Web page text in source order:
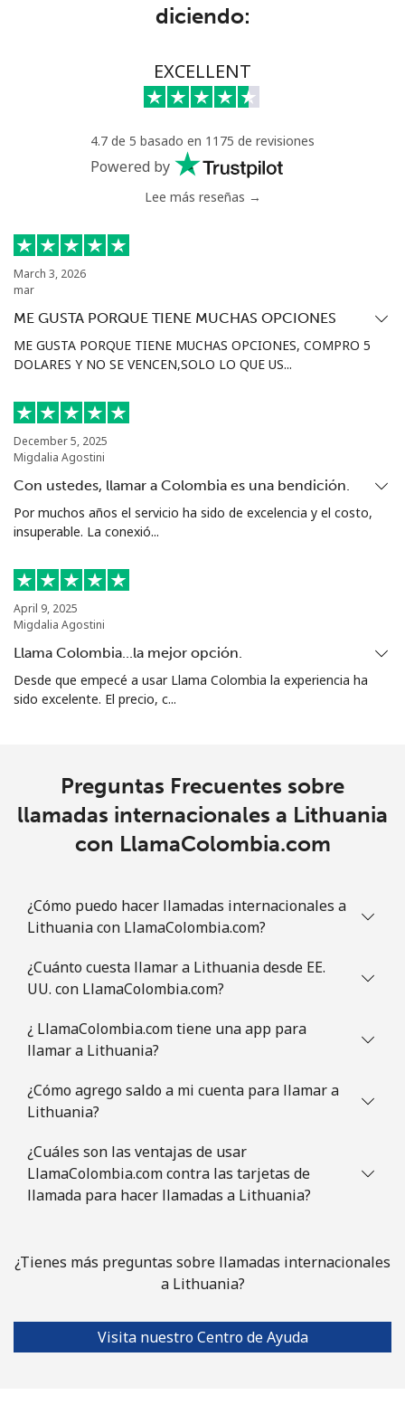
128 min por ⁦£5⁩
Luxembourg
Celular ⁦21.9p⁩
diciendo:
EXCELLENT
4.7 de 5 basado en 1175 de revisiones
Powered by
Lee más reseñas →
March 3, 2026
mar
ME GUSTA PORQUE TIENE MUCHAS OPCIONES
ME GUSTA PORQUE TIENE MUCHAS OPCIONES, COMPRO 5
DOLARES Y NO SE VENCEN,SOLO LO QUE US...
December 5, 2025
Migdalia Agostini
Con ustedes, llamar a Colombia es una bendición.
Por muchos años el servicio ha sido de excelencia y el costo,
insuperable. La conexió...
April 9, 2025
Migdalia Agostini
Llama Colombia...la mejor opción.
Desde que empecé a usar Llama Colombia la experiencia ha
sido excelente. El precio, c...
Preguntas Frecuentes sobre
llamadas internacionales a Lithuania
con LlamaColombia.com
¿Cómo puedo hacer llamadas internacionales a
Lithuania con LlamaColombia.com?
¿Cuánto cuesta llamar a Lithuania desde EE.
UU. con LlamaColombia.com?
¿ LlamaColombia.com tiene una app para
llamar a Lithuania?
¿Cómo agrego saldo a mi cuenta para llamar a
Lithuania?
¿Cuáles son las ventajas de usar
LlamaColombia.com contra las tarjetas de
llamada para hacer llamadas a Lithuania?
¿Tienes más preguntas sobre llamadas internacionales
a Lithuania?
Visita nuestro Centro de Ayuda